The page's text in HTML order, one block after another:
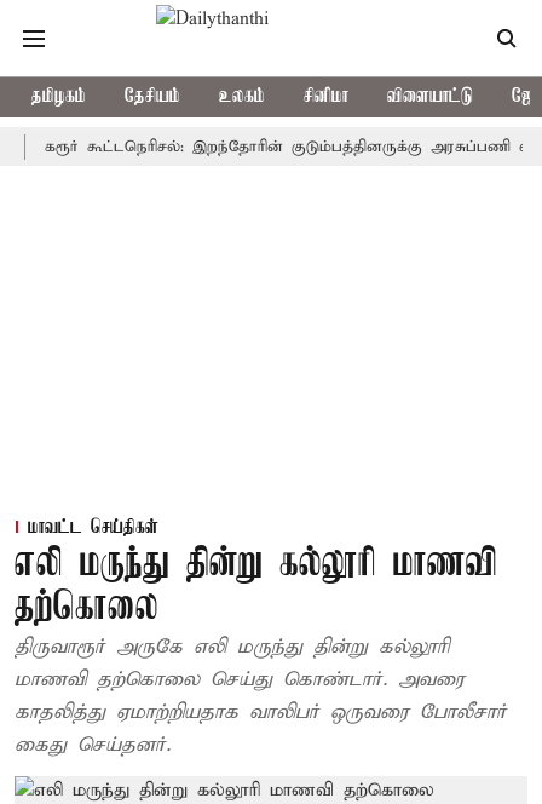
தமிழகம் தேசியம் உலகம் சினிமா விளையாட்டு
கூட்டநெரிசல்: இறந்தோரின் குடும்பத்தினருக்கு அரசுப்பணி வழக்கு;
மாவட்ட செய்திகள்
எலி மருந்து தின்று கல்லூரி மாணவி
தற்கொலை
திருவாரூர் அருகே எலி மருந்து தின்று கல்லூரி
மாணவி தற்கொலை செய்து கொண்டார். அவரை
காதலித்து ஏமாற்றியதாக வாலிபர் ஒருவரை போலீசார்
கைது செய்தனர்.